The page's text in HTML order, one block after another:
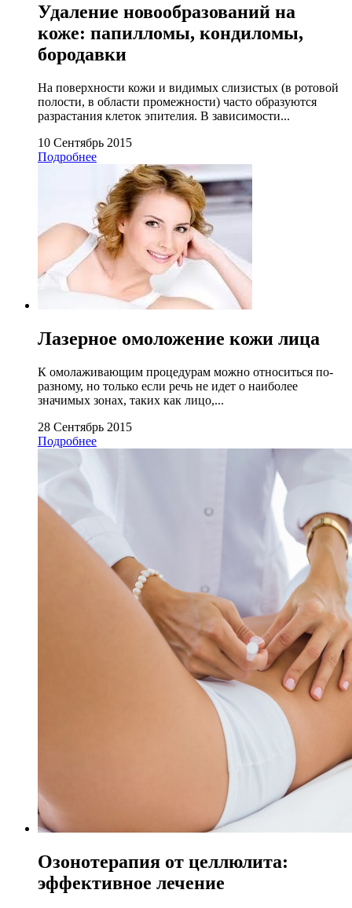
Удаление новообразований на
коже: папилломы, кондиломы,
бородавки
На поверхности кожи и видимых слизистых (в ротовой
полости, в области промежности) часто образуются
разрастания клеток эпителия. В зависимости...
10 Сентябрь 2015
Подробнее
Лазерное омоложение кожи лица
К омолаживающим процедурам можно относиться по-
разному, но только если речь не идет о наиболее
значимых зонах, таких как лицо,...
28 Сентябрь 2015
Подробнее
Озонотерапия от целлюлита:
эффективное лечение